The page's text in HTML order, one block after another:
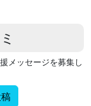
メッセージを募集し